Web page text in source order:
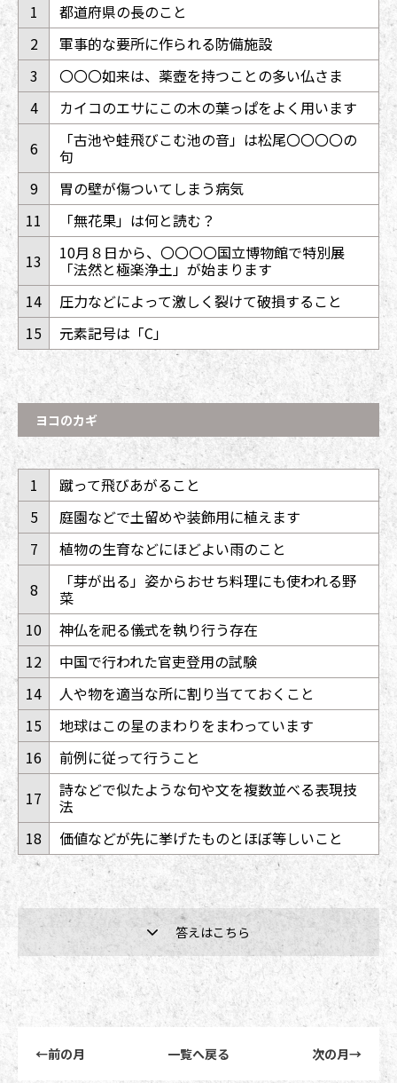
1
都道府県の長のこと
2
軍事的な要所に作られる防備施設
3
〇〇〇如来は、薬壺を持つことの多い仏さま
4
カイコのエサにこの木の葉っぱをよく用います
6
「古池や蛙飛びこむ池の音」は松尾〇〇〇〇の
句
9
胃の壁が傷ついてしまう病気
11
「無花果」は何と読む？
13
10月８日から、〇〇〇〇国立博物館で特別展
「法然と極楽浄土」が始まります
14
圧力などによって激しく裂けて破損すること
15
元素記号は「C」
ヨコのカギ
1
蹴って飛びあがること
5
庭園などで土留めや装飾用に植えます
7
植物の生育などにほどよい雨のこと
8
「芽が出る」姿からおせち料理にも使われる野
菜
10
神仏を祀る儀式を執り行う存在
12
中国で行われた官吏登用の試験
14
人や物を適当な所に割り当てておくこと
15
地球はこの星のまわりをまわっています
16
前例に従って行うこと
17
詩などで似たような句や文を複数並べる表現技
法
18
価値などが先に挙げたものとほぼ等しいこと
答えはこちら
←前の月 一覧へ戻る 次の月→